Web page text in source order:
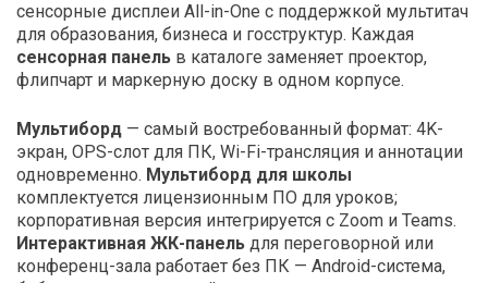
сенсорные дисплеи All-in-One с поддержкой мультитач
для образования, бизнеса и госструктур. Каждая
сенсорная панель в каталоге заменяет проектор,
флипчарт и маркерную доску в одном корпусе.
Мультиборд — самый востребованный формат: 4K-
экран, OPS-слот для ПК, Wi-Fi-трансляция и аннотации
одновременно. Мультиборд для школы
комплектуется лицензионным ПО для уроков;
корпоративная версия интегрируется с Zoom и Teams.
Интерактивная ЖК-панель для переговорной или
конференц-зала работает без ПК — Android-система,